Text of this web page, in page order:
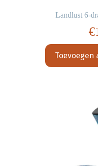
Landlust 6-
€
Toevoegen